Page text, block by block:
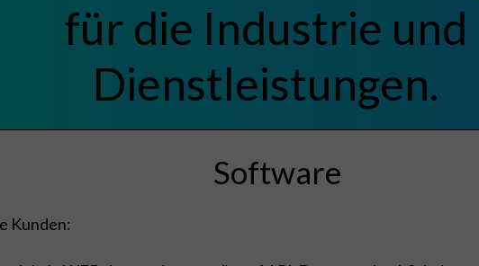
für die Industrie und
Dienstleistungen.
Kunden:
Software